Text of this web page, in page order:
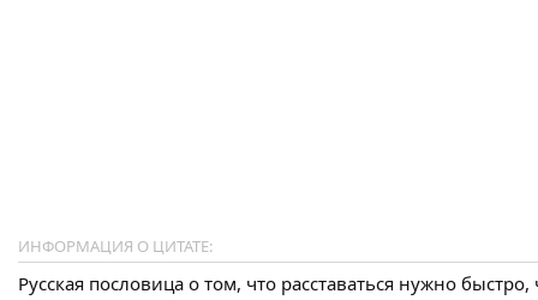
ИНФОРМАЦИЯ О ЦИТАТЕ:
Русская пословица о том, что расставаться нужно